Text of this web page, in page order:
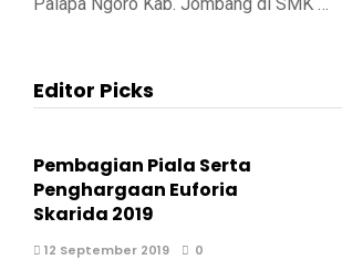
Editor Picks
Pembagian Piala Serta
Penghargaan Euforia
Skarida 2019
12 September 2019 0